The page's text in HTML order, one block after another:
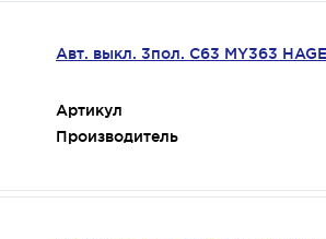
Авт. выкл. 3пол. С63 MY363
Артикул
Производитель